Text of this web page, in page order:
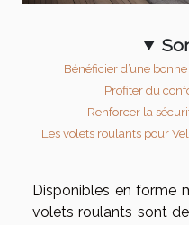
Bénéficier d’une
Profiter du
Renforcer la
Les volets roulants pour
Disponibles en forme
volets roulants sont